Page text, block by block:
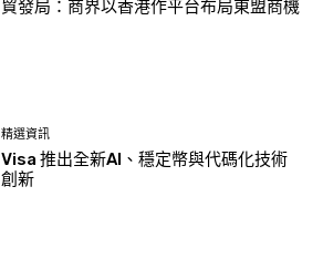
貿發局：商界以香港作平台布局東盟商機
精選資訊
Visa 推出全新AI、穩定幣與代碼化技術
創新